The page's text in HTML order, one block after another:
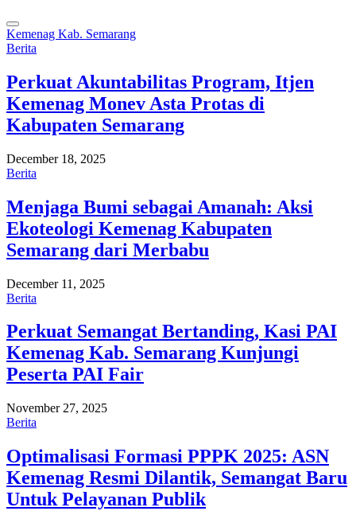
Kemenag Kab. Semarang
Berita
Perkuat Akuntabilitas Program, Itjen
Kemenag Monev Asta Protas di
Kabupaten Semarang
December 18, 2025
Berita
Menjaga Bumi sebagai Amanah: Aksi
Ekoteologi Kemenag Kabupaten
Semarang dari Merbabu
December 11, 2025
Berita
Perkuat Semangat Bertanding, Kasi PAI
Kemenag Kab. Semarang Kunjungi
Peserta PAI Fair
November 27, 2025
Berita
Optimalisasi Formasi PPPK 2025: ASN
Kemenag Resmi Dilantik, Semangat Baru
Untuk Pelayanan Publik